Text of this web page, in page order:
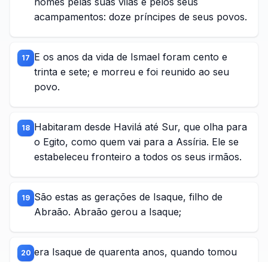
acampamentos: doze príncipes de seus povos.
17 E os anos da vida de Ismael foram cento e
trinta e sete; e morreu e foi reunido ao seu
povo.
18 Habitaram desde Havilá até Sur, que olha para
o Egito, como quem vai para a Assíria. Ele se
estabeleceu fronteiro a todos os seus irmãos.
19 São estas as gerações de Isaque, filho de
Abraão. Abraão gerou a Isaque;
20 era Isaque de quarenta anos, quando tomou